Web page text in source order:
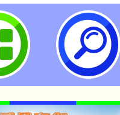
前教育署委請
學學生社會
二場報名時間
。-桃園市